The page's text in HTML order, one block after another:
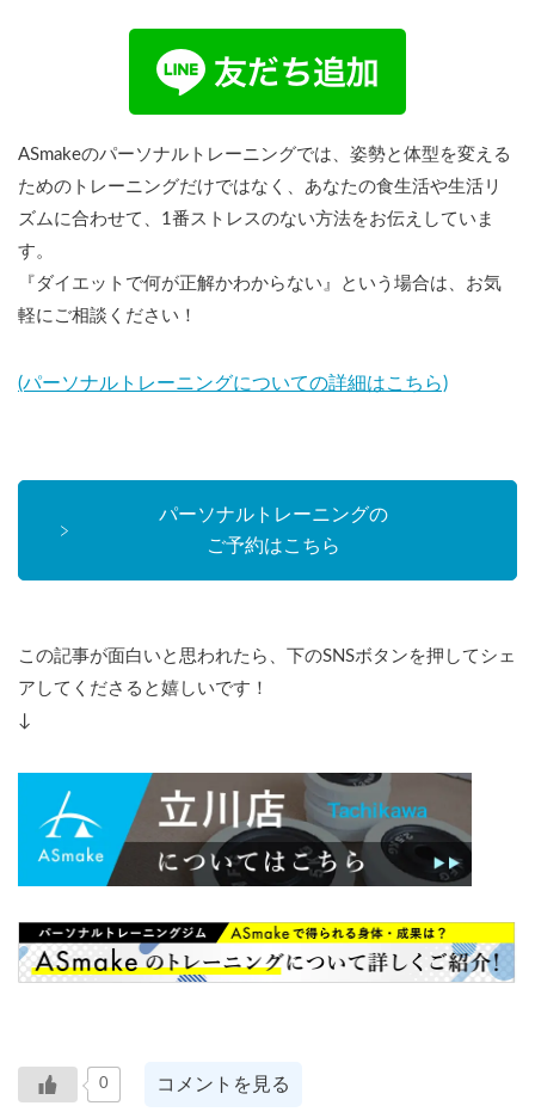
ASmakeのパーソナルトレーニングでは、姿勢と体型を変える
ためのトレーニングだけではなく、あなたの食生活や生活リ
ズムに合わせて、1番ストレスのない方法をお伝えしていま
す。
『ダイエットで何が正解かわからない』という場合は、お気
軽にご相談ください！
(パーソナルトレーニングについての詳細はこちら)
パーソナルトレーニングの
ご予約はこちら
この記事が面白いと思われたら、下のSNSボタンを押してシェ
アしてくださると嬉しいです！
↓
0 コメントを見る